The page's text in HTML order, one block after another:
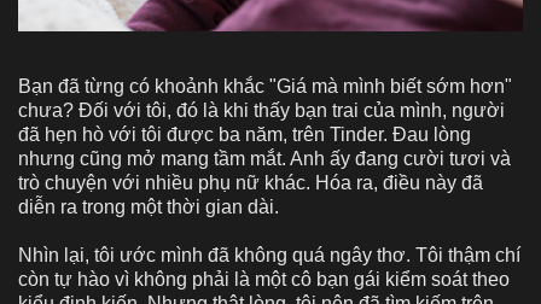
Bạn đã từng có khoảnh khắc "Giá mà mình biết sớm hơn"
chưa? Đối với tôi, đó là khi thấy bạn trai của mình, người
đã hẹn hò với tôi được ba năm, trên Tinder. Đau lòng
nhưng cũng mở mang tầm mắt. Anh ấy đang cười tươi và
trò chuyện với nhiều phụ nữ khác. Hóa ra, điều này đã
diễn ra trong một thời gian dài.
Nhìn lại, tôi ước mình đã không quá ngây thơ. Tôi thậm chí
còn tự hào vì không phải là một cô bạn gái kiểm soát theo